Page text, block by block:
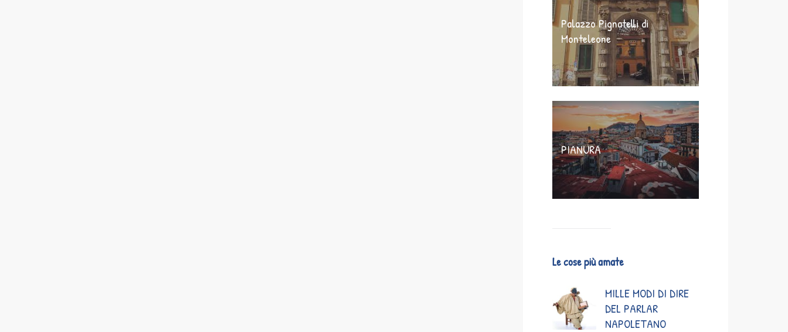
Palazzo Pignatelli di
Monteleone
PIANURA
Le cose più amate
MILLE MODI DI DIRE
DEL PARLAR
NAPOLETANO